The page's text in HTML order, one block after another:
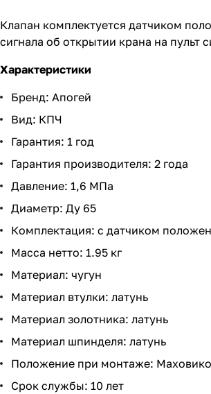
Клапан комплектуется датчиком
сигнала об открытии крана на
Характеристики
Бренд: Апогей
Вид: КПЧ
Гарантия: 1 год
Гарантия производителя: 2 года
Давление: 1,6 МПа
Диаметр: Ду 65
Комплектация: с датчиком
Масса нетто: 1.95 кг
Материал: чугун
Материал втулки: латунь
Материал золотника: латунь
Материал шпинделя: латунь
Положение при монтаже:
Срок службы: 10 лет